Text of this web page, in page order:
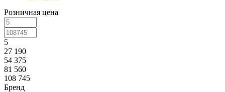
Розничная цена
5
27 190
54 375
81 560
108 745
Бренд